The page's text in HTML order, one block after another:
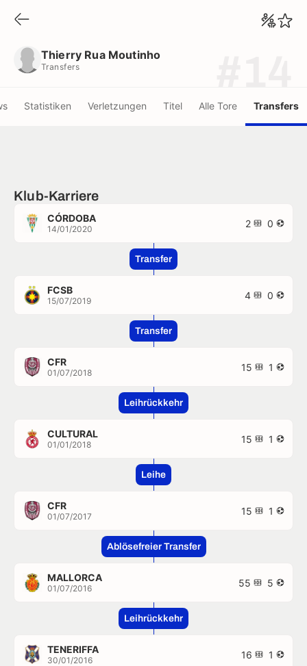
Thierry Rua Moutinho
Transfers
Statistiken Verletzungen Titel Alle Tore Transfers
Klub-Karriere
CÓRDOBA
14/01/2020 2 0
Transfer
FCSB
15/07/2019 4 0
Transfer
CFR
01/07/2018 15 1
Leihrückkehr
CULTURAL
01/01/2018 15 1
Leihe
CFR
01/07/2017 15 1
Ablösefreier Transfer
MALLORCA
01/07/2016 55 5
Leihrückkehr
TENERIFFA
30/01/2016 16 1